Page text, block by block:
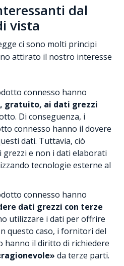
dal
vista
ci sono molti principi
attirato il nostro interesse
connesso hanno
gratuito, ai dati grezzi
Di conseguenza, i
connesso hanno il dovere
dati. Tuttavia, ciò
grezzi e non i dati elaborati
tecnologie esterne al
connesso hanno
dati grezzi con terze
utilizzare i dati per offrire
questo caso, i fornitori del
hanno il diritto di richiedere
da terze parti.